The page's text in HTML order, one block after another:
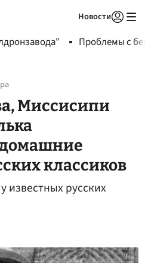
Новости
Проблемы с
Миссисипи
домашние
классиков
известных русских